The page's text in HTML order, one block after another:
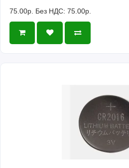
75.00р. Без НДС: 75.00р.